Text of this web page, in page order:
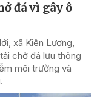
đá vì gây ô
xã Kiên Lương,
chở đá lưu thông
môi trường và